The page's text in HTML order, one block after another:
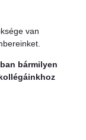
van
bármilyen